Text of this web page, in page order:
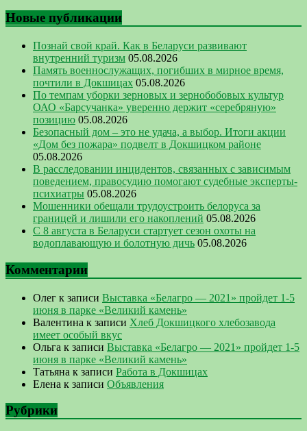
Новые публикации
Познай свой край. Как в Беларуси развивают
внутренний туризм 05.08.2026
Память военнослужащих, погибших в мирное время,
почтили в Докшицах 05.08.2026
По темпам уборки зерновых и зернобобовых культур
ОАО «Барсучанка» уверенно держит «серебряную»
позицию 05.08.2026
Безопасный дом – это не удача, а выбор. Итоги акции
«Дом без пожара» подвелт в Докшицком районе
05.08.2026
В расследовании инцидентов, связанных с зависимым
поведением, правосудию помогают судебные эксперты-
психиатры 05.08.2026
Мошенники обещали трудоустроить белоруса за
границей и лишили его накоплений 05.08.2026
С 8 августа в Беларуси стартует сезон охоты на
водоплавающую и болотную дичь 05.08.2026
Комментарии
Олег к записи Выставка «Белагро — 2021» пройдет 1-5
июня в парке «Великий камень»
Валентина к записи Хлеб Докшицкого хлебозавода
имеет особый вкус
Ольга к записи Выставка «Белагро — 2021» пройдет 1-5
июня в парке «Великий камень»
Татьяна к записи Работа в Докшицах
Елена к записи Объявления
Рубрики